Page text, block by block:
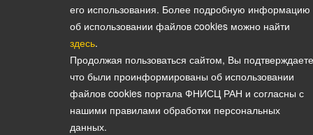
Политика конфиденциальности персональных данных
© 2026, Bulletin of the Institute of Sociology (Vestnik Instituta
vestnik@isras.ru
его использования. Более подробную информацию
об использовании файлов cookies можно найти
здесь.
Продолжая пользоваться сайтом, Вы
что были проинформированы об использовании
файлов cookies портала ФНИСЦ РАН и согласны с
нашими правилами обработки персональных
данных.